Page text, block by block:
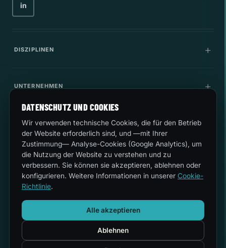
in
DISZIPLINEN
Cybersicherheit
Innovation
UNTERNEHMEN
Karriere
Anwendungsfälle
LEGAL
Qualität und Umwelt
Sicherheit
Privatsphäre
Cookies
LASS UNS REDEN
sales@esferize.com
Hauptsitz
C/ Secoya 19, 3. Planta · 28044 Madrid
Mo-Do 8:30-18:00 · Fr 8:30-14:30
24/7-Support
DATENSCHUTZ UND COOKIES
Wir verwenden technische Cookies, die für den Betrieb
der Website erforderlich sind, und —mit Ihrer
Zustimmung— Analyse-Cookies (Google Analytics), um
die Nutzung der Website zu verstehen und zu
verbessern. Sie können sie akzeptieren, ablehnen oder
konfigurieren. Weitere Informationen in unserer Cookie-
Richtlinie.
Alle akzeptieren
Ablehnen